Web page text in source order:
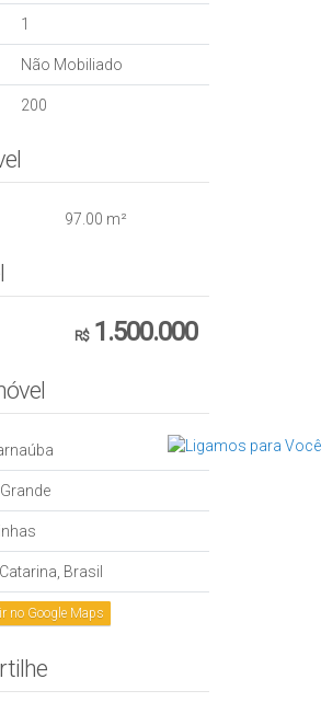
1
Não Mobiliado
200
97 .00 m²
R$1.500.000
Brasil
no Google Maps